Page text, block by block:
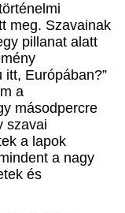
meg. Szavainak
pillanat alatt
itt, Európában?”
a
másodpercre
szavai
a lapok
a nagy
és